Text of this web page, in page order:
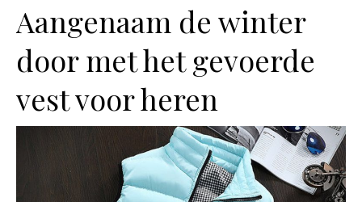
Aangenaam de winter
door met het gevoerde
vest voor heren